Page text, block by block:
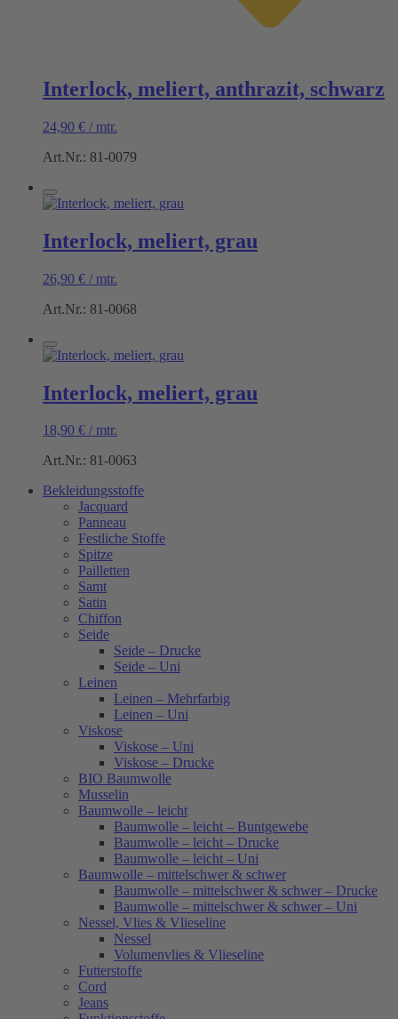
Interlock, meliert, anthrazit, schwarz
24,90 € / mtr.
Art.Nr.: 81-0079
Interlock, meliert, grau
26,90 € / mtr.
Art.Nr.: 81-0068
Interlock, meliert, grau
18,90 € / mtr.
Art.Nr.: 81-0063
Bekleidungsstoffe
Jacquard
Panneau
Festliche Stoffe
Spitze
Pailletten
Samt
Satin
Chiffon
Seide
Seide – Drucke
Seide – Uni
Leinen
Leinen – Mehrfarbig
Leinen – Uni
Viskose
Viskose – Uni
Viskose – Drucke
BIO Baumwolle
Musselin
Baumwolle – leicht
Baumwolle – leicht – Buntgewebe
Baumwolle – leicht – Drucke
Baumwolle – leicht – Uni
Baumwolle – mittelschwer & schwer
Baumwolle – mittelschwer & schwer – Drucke
Baumwolle – mittelschwer & schwer – Uni
Nessel, Vlies & Vlieseline
Nessel
Volumenvlies & Vlieseline
Futterstoffe
Cord
Jeans